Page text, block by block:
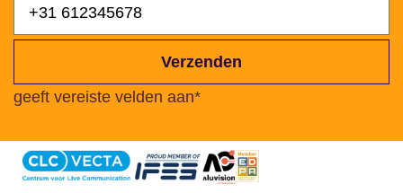
Verzenden
geeft vereiste velden aan*